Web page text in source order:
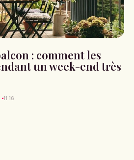
: comment les
un week-end très
11:16